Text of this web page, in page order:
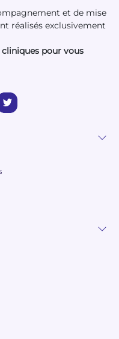
et de mise
réalisés exclusivement
pour vous